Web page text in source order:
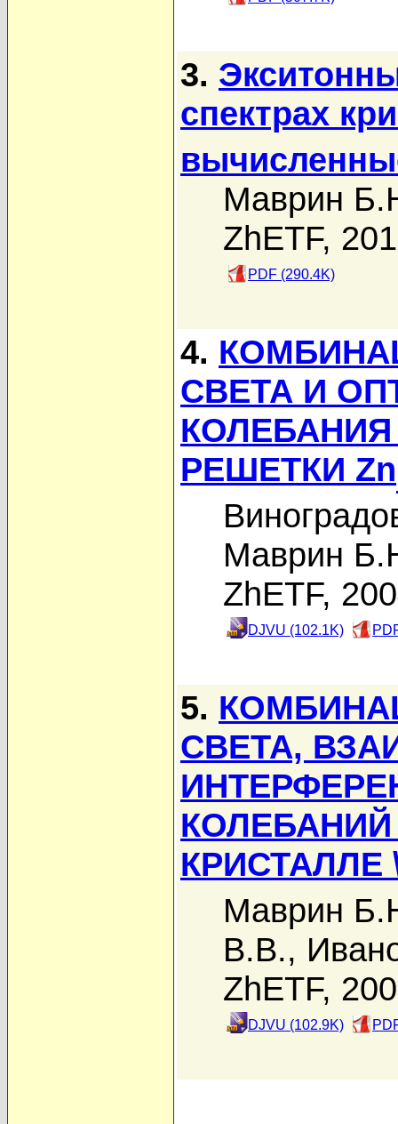
3.
спектрах
Маврин
ZhETF,
PDF (290.4K)
4.
СВЕТА И
РЕШЕТКИ Zn
Маврин
ZhETF,
DJVU (102.1K)
5.
СВЕТА,
КРИСТАЛЛЕ
Маврин
В.В.,
ZhETF,
DJVU (102.9K)